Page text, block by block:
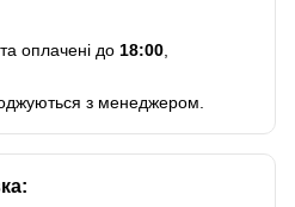
оплачені до 18:00
з менеджером.